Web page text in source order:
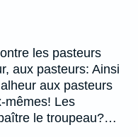
les pasteurs
aux pasteurs: Ainsi
aux pasteurs
mêmes! Les
le troupeau?…